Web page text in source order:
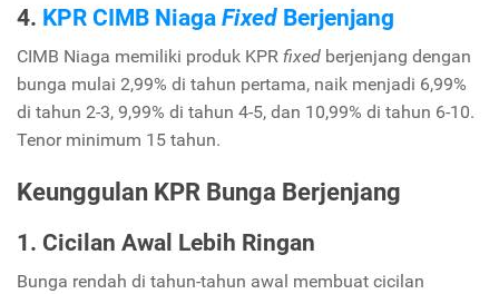
4. KPR CIMB Niaga Fixed Berjenjang
CIMB Niaga memiliki produk KPR fixed berjenjang dengan
bunga mulai 2,99% di tahun pertama, naik menjadi 6,99%
di tahun 2-3, 9,99% di tahun 4-5, dan 10,99% di tahun 6-10.
Tenor minimum 15 tahun.
Keunggulan KPR Bunga Berjenjang
1. Cicilan Awal Lebih Ringan
Bunga rendah di tahun-tahun awal membuat cicilan